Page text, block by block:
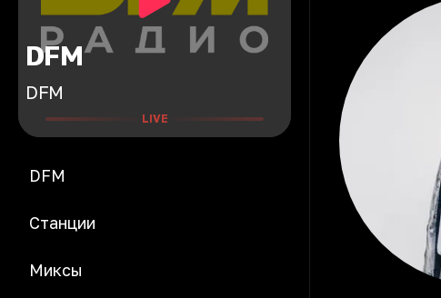
DFM
DFM
LIVE
DFM
Станции
Миксы